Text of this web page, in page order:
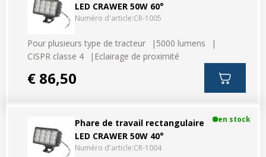
LED CRAWER 50W 60°
Numéro d'article:CR-1005
Pour plusieurs type de tracteur
5000 lumens
CISPR classe 4
Eclairage de proximité
€ 86,50
Phare de travail rectangulaire
LED CRAWER 50W 40°
Numéro d'article:CR-1004
en stock